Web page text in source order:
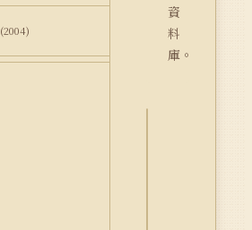
(2004)
資
料
庫。